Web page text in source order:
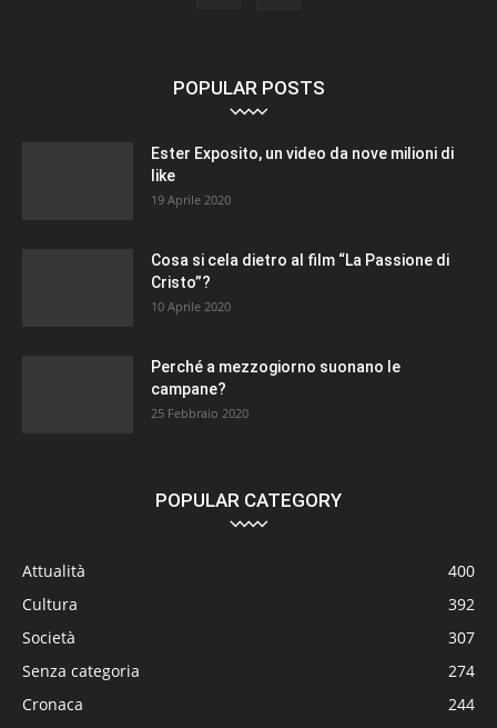
POPULAR POSTS
Ester Exposito, un video da nove milioni di
like
19 Aprile 2020
Cosa si cela dietro al film “La Passione di
Cristo”?
10 Aprile 2020
Perché a mezzogiorno suonano le
campane?
25 Febbraio 2020
POPULAR CATEGORY
Attualità
400
Cultura
392
Società
307
Senza categoria
274
Cronaca
244